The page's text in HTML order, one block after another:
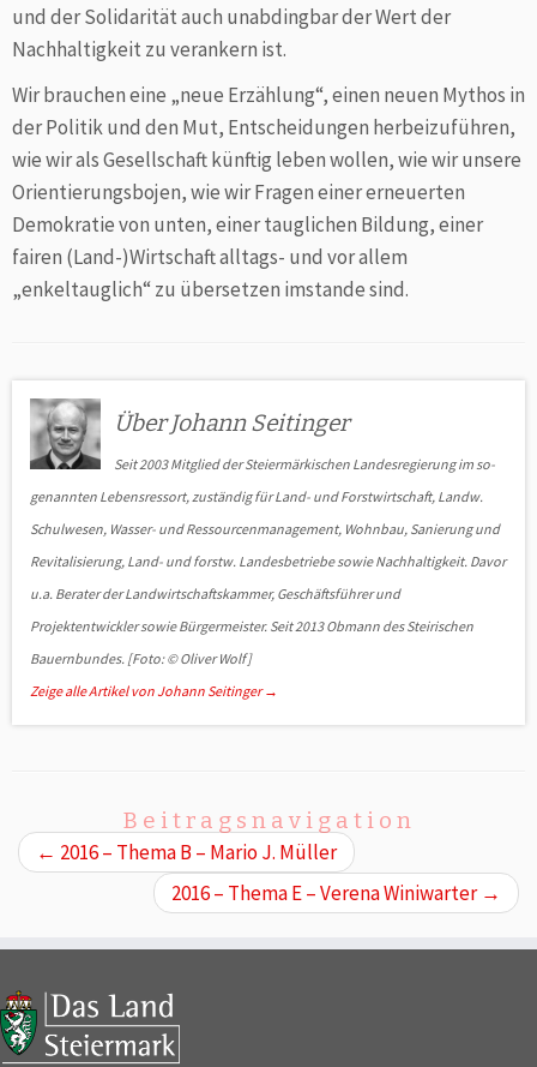
und der Solidarität auch unabdingbar der Wert der
Nachhaltigkeit zu verankern ist.
Wir brauchen eine „neue Erzählung“, einen neuen Mythos in
der Politik und den Mut, Entscheidungen her­bei­zuführen,
wie wir als Gesellschaft künftig leben wollen, wie wir unsere
Orientierungsbojen, wie wir Fragen einer erneuerten
Demo­kratie von unten, einer tauglichen Bildung, einer
fairen (Land-)Wirtschaft alltags- und vor allem
„enkeltauglich“ zu über­setzen imstande sind.
Über Johann Seitinger
Seit 2003 Mitglied der Steiermärkischen Landesregierung im so­
ge­nannten Lebensressort, zuständig für Land- und Forstwirtschaft, Landw.
Schulwesen, Wasser- und Ressourcenmanagement, Wohnbau, Sanierung und
Revitalisierung, Land- und forstw. Landesbetriebe sowie Nach­haltigkeit. Davor
u.a. Berater der Landwirtschaftskammer, Geschäfts­führer und
Projektentwickler sowie Bürgermeister. Seit 2013 Ob­mann des Steirischen
Bauernbundes. [Foto: © Oliver Wolf]
Zeige alle Artikel von Johann Seitinger→
Beitragsnavigation
← 2016 – Thema B – Mario J. Müller
2016 – Thema E – Verena Winiwarter →